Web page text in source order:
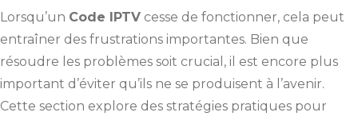
Lorsqu’un Code IPTV cesse de fonctionner, cela peut
entraîner des frustrations importantes. Bien que
résoudre les problèmes soit crucial, il est encore plus
important d’éviter qu’ils ne se produisent à l’avenir.
Cette section explore des stratégies pratiques pour